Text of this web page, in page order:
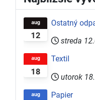
12
aug
Ostatný
streda
18
aug
Textil
utorok
aug
Papier